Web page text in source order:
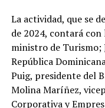
La actividad, que se
de 2024, contará con
ministro de Turismo;
República
Puig, presidente del
Molina Maríñez,
Corporativa y